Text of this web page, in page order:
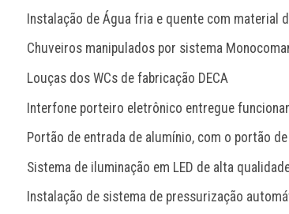
Instalação de Água fria e quente com material
Chuveiros manipulados por sistema
Louças dos WCs de fabricação DECA
Interfone porteiro eletrônico entregue
Portão de entrada de alumínio, com o portão
Sistema de iluminação em LED de alta
Instalação de sistema de pressurização